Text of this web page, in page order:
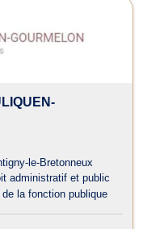
le-Bretonneux
administratif et public
de la fonction publique